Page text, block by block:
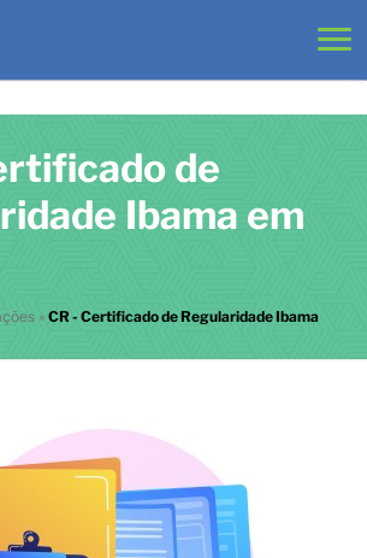
de
Ibama em
» CR - Certificado de Regularidade Ibama